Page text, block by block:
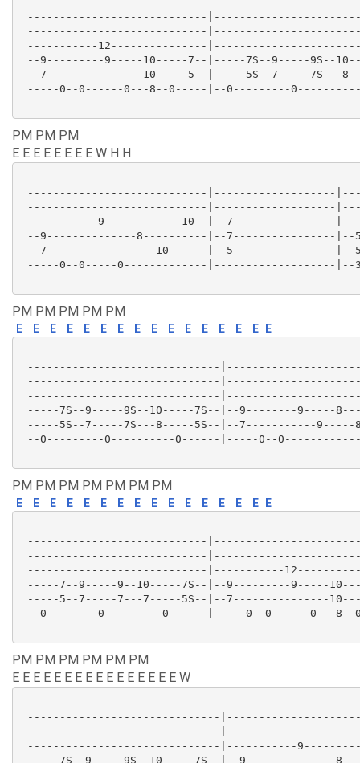
----------------------------
----------------------------
-----------12---------------
--9---------9-----10-----7--|-----7S--9-----9S--
--7---------------10-----5--|-----5S--7-----7S---
-----0--0------0---8--0-----|--0---------
PM PM PM
E E E E E E E E W H H
----------------------------|-------------------
----------------------------|-------------------
-----------9------------10--|--7----------------
--9--------------8----------|--7----------------|--
--7-----------------10------|--5----------------|--
-----0--0-----0-------------|-------------------|--
PM PM PM PM PM
E E E E E E E E E E E E E E E E
------------------------------
------------------------------
------------------------------
-----7S--9-----9S--10-----7S--|--9--------9-----
-----5S--7-----7S---8-----5S--|--7-----------9-----
--0---------0----------0------|-----0--
PM PM PM PM PM PM PM
E E E E E E E E E E E E E E E E
----------------------------
----------------------------
----------------------------|-----------
-----7--9-----9--10-----7S--|--9---------9-----
-----5--7-----7---7-----5S--|--7---------------
--0--------0---------0------|-----0--0------0---8--
PM PM PM PM PM PM
E E E E E E E E E E E E E E E E W
------------------------------
------------------------------
------------------------------|-----------
-----7S--9-----9S--10-----7S--|--9--------------